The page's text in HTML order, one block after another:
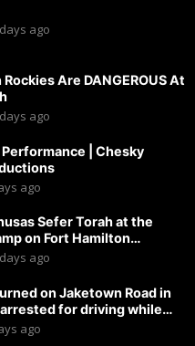
ago
Are DANGEROUS At
ago
Performance | Chesky
ago
Sefer Torah at the
on Fort Hamilton
ago
on Jaketown Road in
for driving while
ago